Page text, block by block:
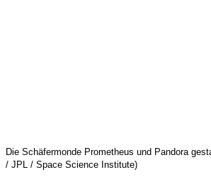
Die Schäfermonde Prometheus und Pandora
/ JPL / Space Science Institute)